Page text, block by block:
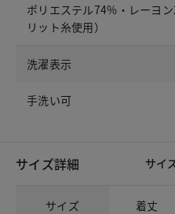
ポリエステル74%・レーヨ
リット糸使用）
洗濯表示
手洗い可
サイズ詳細 サイ
サイズ 着丈